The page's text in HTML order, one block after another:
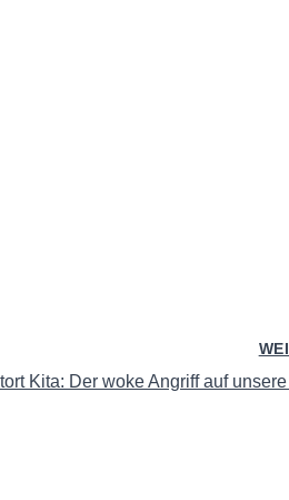
Kita: Der woke Angriff auf